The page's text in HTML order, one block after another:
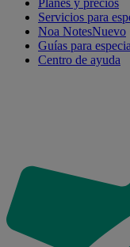
Planes y precios
Servicios para
Noa NotesNuevo
Guías para
Centro de ayuda